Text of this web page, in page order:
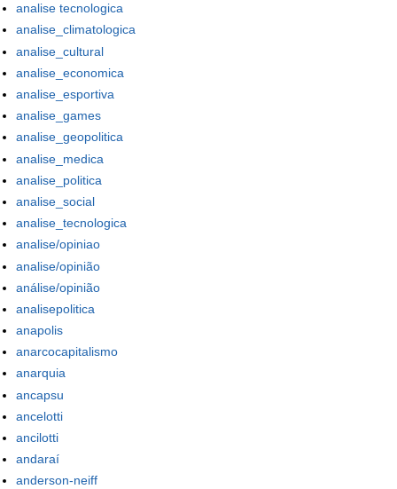
analise tecnologica
analise_climatologica
analise_cultural
analise_economica
analise_esportiva
analise_games
analise_geopolitica
analise_medica
analise_politica
analise_social
analise_tecnologica
analise/opiniao
analise/opinião
análise/opinião
analisepolitica
anapolis
anarcocapitalismo
anarquia
ancapsu
ancelotti
ancilotti
andaraí
anderson-neiff